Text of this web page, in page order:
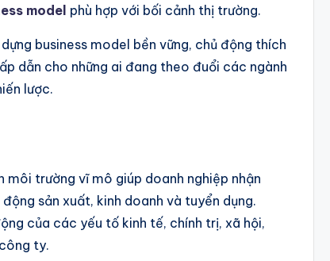
model phù hợp với bối cảnh thị trường.
business model bền vững, chủ động thích
dẫn cho những ai đang theo đuổi các ngành
lược.
trường vĩ mô giúp doanh nghiệp nhận
sản xuất, kinh doanh và tuyển dụng.
của các yếu tố kinh tế, chính trị, xã hội,
ty.